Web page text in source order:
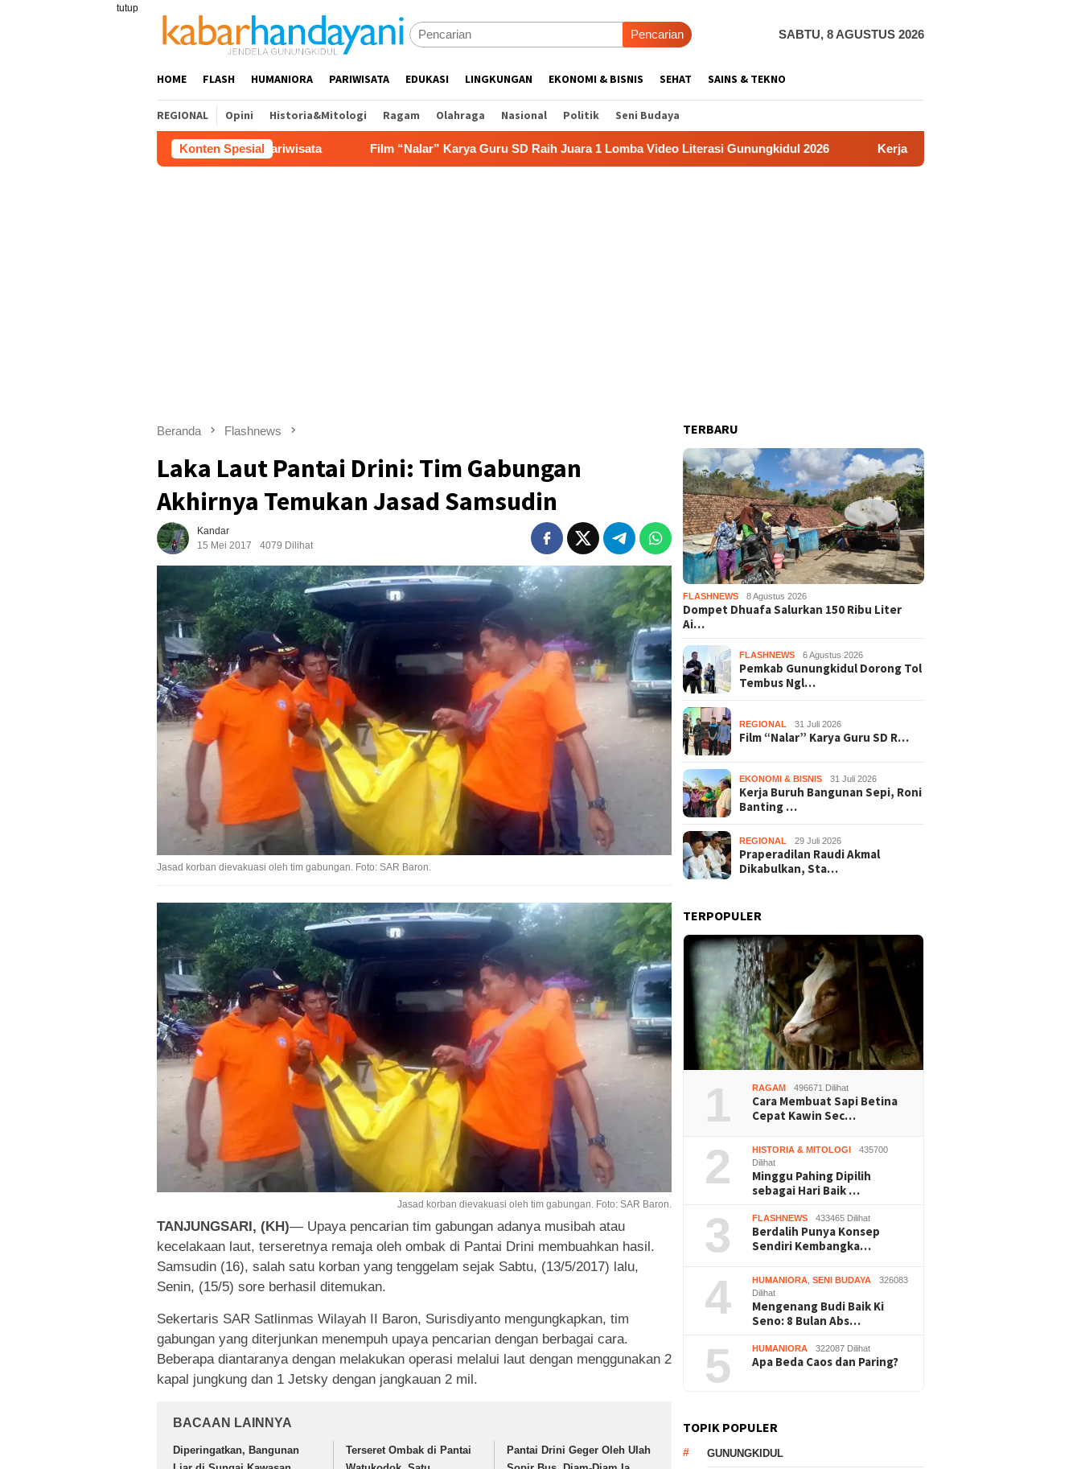
tutup
Pencarian SABTU, 8 AGUSTUS 2026
HOME FLASH HUMANIORA PARIWISATA EDUKASI LINGKUNGAN EKONOMI & BISNIS SEHAT SAINS & TEKNO
REGIONAL Opini Historia&Mitologi Ragam Olahraga Nasional Politik Seni Budaya
Konten Spesial
Akses Jalan hingga Potensi Pariwisata Film “Nalar” Karya Guru SD Raih Juara 1 Lomba Video Literasi Gunungkidul 2026 Kerja Buruh Bangunan Sepi, Roni Banting Stir
Beranda Flashnews
Laka Laut Pantai Drini: Tim Gabungan
Akhirnya Temukan Jasad Samsudin
Kandar
15 Mei 2017
4079 Dilihat
Jasad korban dievakuasi oleh tim gabungan. Foto: SAR Baron.
Jasad korban dievakuasi oleh tim gabungan. Foto: SAR Baron.
TANJUNGSARI, (KH)— Upaya pencarian tim gabungan adanya musibah atau
kecelakaan laut, terseretnya remaja oleh ombak di Pantai Drini membuahkan hasil.
Samsudin (16), salah satu korban yang tenggelam sejak Sabtu, (13/5/2017) lalu,
Senin, (15/5) sore berhasil ditemukan.
Sekertaris SAR Satlinmas Wilayah II Baron, Surisdiyanto mengungkapkan, tim
gabungan yang diterjunkan menempuh upaya pencarian dengan berbagai cara.
Beberapa diantaranya dengan melakukan operasi melalui laut dengan menggunakan 2
kapal jungkung dan 1 Jetsky dengan jangkauan 2 mil.
BACAAN LAINNYA
Diperingatkan, Bangunan
Terseret Ombak di Pantai
Pantai Drini Geger Oleh Ulah
TERBARU
FLASHNEWS 8 Agustus 2026
Dompet Dhuafa Salurkan 150 Ribu Liter
Ai…
FLASHNEWS 6 Agustus 2026
Pemkab Gunungkidul Dorong Tol
Tembus Ngl…
REGIONAL 31 Juli 2026
Film “Nalar” Karya Guru SD R…
EKONOMI & BISNIS 31 Juli 2026
Kerja Buruh Bangunan Sepi, Roni
Banting …
REGIONAL 29 Juli 2026
Praperadilan Raudi Akmal
Dikabulkan, Sta…
TERPOPULER
1 RAGAM 496671 Dilihat
Cara Membuat Sapi Betina
Cepat Kawin Sec…
2 HISTORIA & MITOLOGI
435700
Dilihat
Minggu Pahing Dipilih
sebagai Hari Baik …
3 FLASHNEWS 433465 Dilihat
Berdalih Punya Konsep
Sendiri Kembangka…
4 HUMANIORA ,SENI BUDAYA
326083
Dilihat
Mengenang Budi Baik Ki
Seno: 8 Bulan Abs…
5 HUMANIORA 322087 Dilihat
Apa Beda Caos dan Paring?
TOPIK POPULER
GUNUNGKIDUL